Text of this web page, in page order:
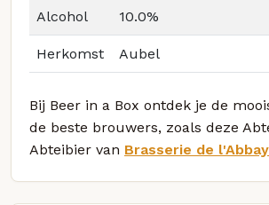
Alcohol 10.0%
Herkomst Aubel
Bij Beer in a Box ontdek je de
de beste brouwers, zoals deze
Abteibier van Brasserie de